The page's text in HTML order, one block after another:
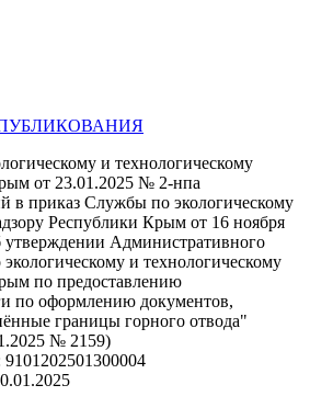
и технологическому
от 23.01.2025 № 2-нпа
в приказ Службы по экологическому
Республики Крым от 16 ноября
Административного
и технологическому
по предоставлению
по оформлению документов,
границы горного отвода"
№ 2159)
9101202501300004